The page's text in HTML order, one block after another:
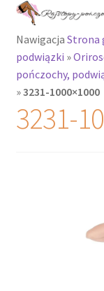
Przejdź
nawigacji
Przejdź
treści
Rajstopy
Rajstopy Orirose
Pończochy i
Nawigacja Strona
podwiązki »
pończochy,
»3231-1000×1000
3231-